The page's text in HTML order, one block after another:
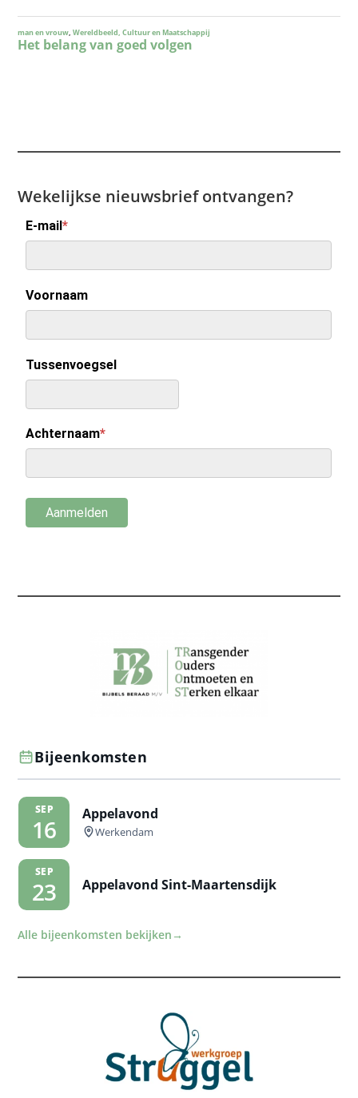
Wekelijkse nieuwsbrief ontvangen?
Bijeenkomsten
SEP
16
Appelavond
Werkendam
SEP
23 Appelavond Sint-Maartensdijk
Alle bijeenkomsten bekijken →